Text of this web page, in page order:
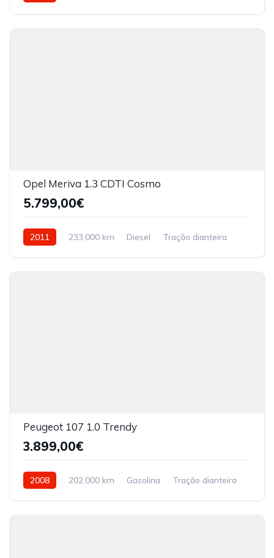
Opel Meriva 1.3 CDTI Cosmo
5.799,00€
2011 233.000 km Diesel Tração dianteira
Peugeot 107 1.0 Trendy
3.899,00€
2008 202.000 km Gasolina Tração dianteira